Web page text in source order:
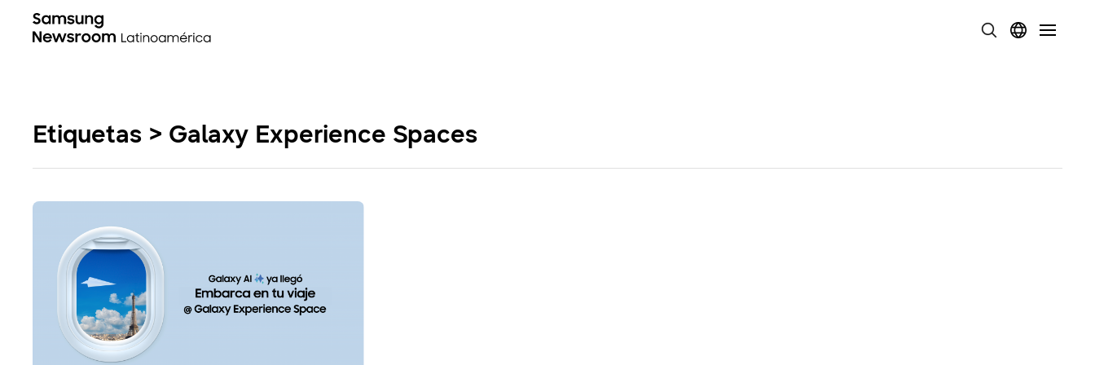
Etiquetas > Galaxy Experience Spaces